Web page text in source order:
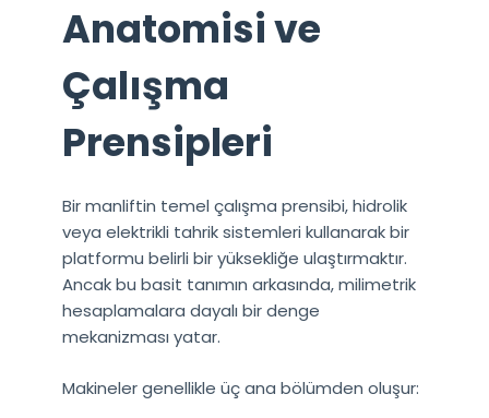
Anatomisi ve
Çalışma
Prensipleri
Bir manliftin temel çalışma prensibi, hidrolik
veya elektrikli tahrik sistemleri kullanarak bir
platformu belirli bir yüksekliğe ulaştırmaktır.
Ancak bu basit tanımın arkasında, milimetrik
hesaplamalara dayalı bir denge
mekanizması yatar.
Makineler genellikle üç ana bölümden oluşur: